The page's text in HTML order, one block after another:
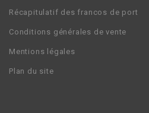
Récapitulatif des francos de port
Conditions générales de vente
Mentions légales
Plan du site